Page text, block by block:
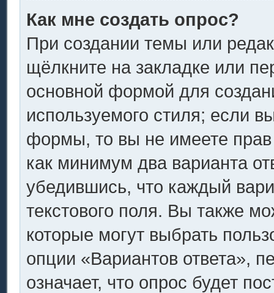
Как мне создать опрос?
При создании темы или
щёлкните на закладке или
основной формой для
используемого стиля; если
формы, то вы не имеете прав
как минимум два варианта
убедившись, что каждый
текстового поля. Вы также
которые могут выбрать
опции «Вариантов ответа»,
означает, что опрос будет